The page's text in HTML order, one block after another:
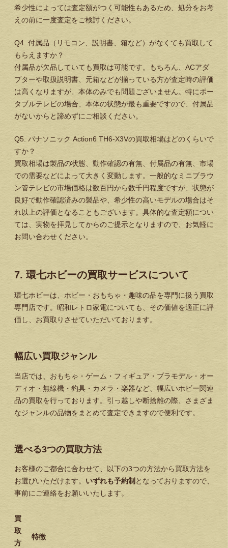
希少性によっては査定額がつく可能性もあるため、処分をお考
えの前に一度査定をご検討ください。
Q4. 付属品（リモコン、説明書、箱など）がなくても買取して
もらえますか？
付属品が欠品していても買取は可能です。もちろん、ACアダ
プターや取扱説明書、元箱などが揃っている方が査定時の評価
は高くなりますが、本体のみでも問題ございません。特にポー
タブルテレビの場合、本体の状態が最も重要ですので、付属品
がないからと諦めずにご相談ください。
Q5. パナソニック Action6 TH6-X3Vの買取相場はどのくらいで
すか？
買取相場は製品の状態、動作確認の有無、付属品の有無、市場
での需要などによって大きく変動します。一般的なミニブラウ
ン管テレビの市場価格は数百円から数千円程度ですが、状態が
良好で動作確認済みの製品や、希少性の高いモデルの場合はそ
れ以上の評価となることもございます。具体的な査定額につい
ては、実物を拝見してからのご提示となりますので、お気軽に
お問い合わせください。
7. 環七ホビーの買取サービスについて
環七ホビーは、ホビー・おもちゃ・趣味の品を専門に扱う買取
専門店です。昭和レトロ家電についても、その価値を適正に評
価し、お買取りさせていただいております。
幅広い買取ジャンル
当店では、おもちゃ・ゲーム・フィギュア・プラモデル・オー
ディオ・無線機・釣具・カメラ・楽器など、幅広いホビー関連
品の買取を行っております。引っ越しや断捨離の際、さまざま
なジャンルの品物をまとめて査定できますので便利です。
選べる3つの買取方法
お客様のご都合に合わせて、以下の3つの方法から買取方法を
お選びいただけます。 いずれも予約制 となっておりますので、
事前にご連絡をお願いいたします。
買
取
方
特徴